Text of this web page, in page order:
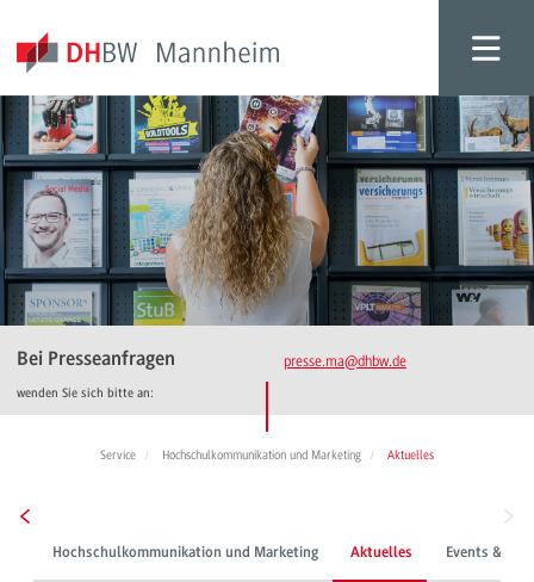
Bei Presseanfragen
wenden Sie sich bitte an:
presse.ma@dhbw.de
Service Hochschulkommunikation und Marketing Aktuelles
Hochschulkommunikation und Marketing Aktuelles Events &